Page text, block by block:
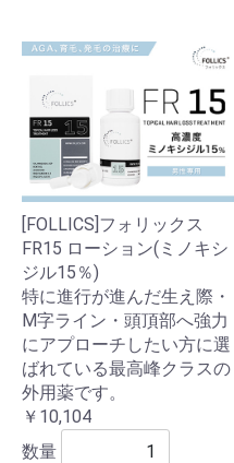
[FOLLICS]フォリックス
FR15 ローション(ミノキシ
ジル15％)
特に進行が進んだ生え際・
M字ライン・頭頂部へ強力
にアプローチしたい方に選
ばれている最高峰クラスの
外用薬です。
￥10,104
数量